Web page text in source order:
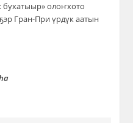
олоҥхото
Гран-При үрдүк аатын